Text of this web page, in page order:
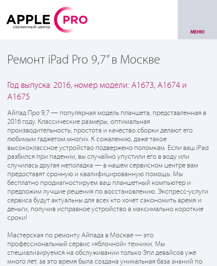
МЕНЮ
Ремонт iPad Pro 9,7” в Москве
Год выпуска: 2016, номер модели: A1673, A1674 и
A1675
Айпад Про 9,7 — популярная модель планшета, представленная в
2016 году. Классические размеры, оптимальная
производительность, простота и качество сборки делают его
любимым гаджетом многих. К сожалению, даже такое
высококлассное устройство подвержено поломкам. Если ваш iPad
разбился при падении, вы случайно упустили его в воду или
случилась другая неполадка — в нашем сервисном центре вам
предоставят срочную и квалифицированную помощь. Мы
бесплатно продиагностируем ваш планшетный компьютер и
предложим лучшие решения по восстановлению. Экспресс-услуги
сервиса будут актуальны для всех кто хочет сэкономить время и
деньги, получив исправное устройство в максимально короткие
сроки!
Мастерская по ремонту Айпада в Москве — это
профессиональный сервис «яблочной» техники. Мы
специализируемся на обслуживании только Эпл девайсов уже
много лет, за это время была создана уникальная база знаний по